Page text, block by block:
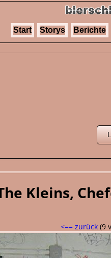
Start Storys Berichte
Kleins,
<== zurück(9